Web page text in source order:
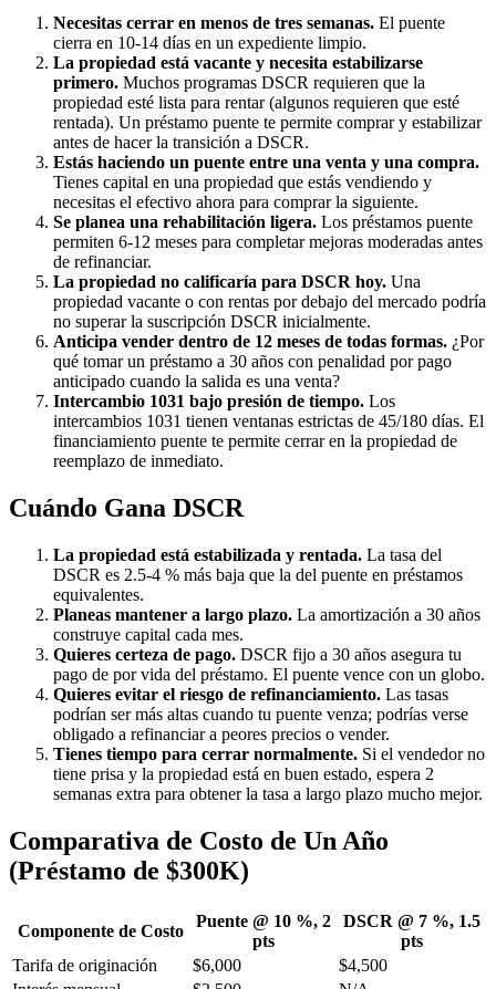
Necesitas cerrar en menos de tres semanas. El puente
cierra en 10-14 días en un expediente limpio.
La propiedad está vacante y necesita estabilizarse
primero. Muchos programas DSCR requieren que la
propiedad esté lista para rentar (algunos requieren que esté
rentada). Un préstamo puente te permite comprar y estabilizar
antes de hacer la transición a DSCR.
Estás haciendo un puente entre una venta y una compra.
Tienes capital en una propiedad que estás vendiendo y
necesitas el efectivo ahora para comprar la siguiente.
Se planea una rehabilitación ligera. Los préstamos puente
permiten 6-12 meses para completar mejoras moderadas antes
de refinanciar.
La propiedad no calificaría para DSCR hoy. Una
propiedad vacante o con rentas por debajo del mercado podría
no superar la suscripción DSCR inicialmente.
Anticipa vender dentro de 12 meses de todas formas. ¿Por
qué tomar un préstamo a 30 años con penalidad por pago
anticipado cuando la salida es una venta?
Intercambio 1031 bajo presión de tiempo. Los
intercambios 1031 tienen ventanas estrictas de 45/180 días. El
financiamiento puente te permite cerrar en la propiedad de
reemplazo de inmediato.
Cuándo Gana DSCR
La propiedad está estabilizada y rentada. La tasa del
DSCR es 2.5-4 % más baja que la del puente en préstamos
equivalentes.
Planeas mantener a largo plazo. La amortización a 30 años
construye capital cada mes.
Quieres certeza de pago. DSCR fijo a 30 años asegura tu
pago de por vida del préstamo. El puente vence con un globo.
Quieres evitar el riesgo de refinanciamiento. Las tasas
podrían ser más altas cuando tu puente venza; podrías verse
obligado a refinanciar a peores precios o vender.
Tienes tiempo para cerrar normalmente. Si el vendedor no
tiene prisa y la propiedad está en buen estado, espera 2
semanas extra para obtener la tasa a largo plazo mucho mejor.
Comparativa de Costo de Un Año
(Préstamo de $300K)
Componente de Costo
Puente @ 10 %, 2
pts
DSCR @ 7 %, 1.5
pts
Tarifa de originación
$6,000
$4,500